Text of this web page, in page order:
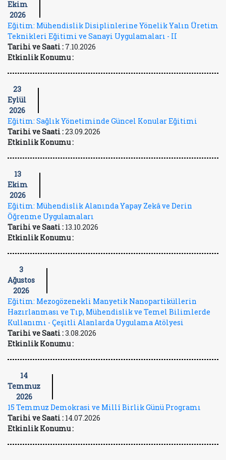
Ekim
2026
Eğitim: Mühendislik Disiplinlerine Yönelik Yalın Üretim
Teknikleri Eğitimi ve Sanayi Uygulamaları - II
Tarihi ve Saati : 7.10.2026
Etkinlik Konumu :
23
Eylül
2026
Eğitim: Sağlık Yönetiminde Güncel Konular Eğitimi
Tarihi ve Saati :23.09.2026
Etkinlik Konumu :
13
Ekim
2026
Eğitim: Mühendislik Alanında Yapay Zekâ ve Derin
Öğrenme Uygulamaları
Tarihi ve Saati : 13.10.2026
Etkinlik Konumu :
3
Ağustos
2026
Eğitim: Mezogözenekli Manyetik Nanopartiküllerin
Hazırlanması ve Tıp, Mühendislik ve Temel Bilimlerde
Kullanımı - Çeşitli Alanlarda Uygulama Atölyesi
Tarihi ve Saati :3.08.2026
Etkinlik Konumu :
14
Temmuz
2026
15 Temmuz Demokrasi ve Millî Birlik Günü Programı
Tarihi ve Saati : 14.07.2026
Etkinlik Konumu :